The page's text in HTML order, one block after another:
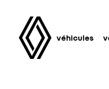
véhicules